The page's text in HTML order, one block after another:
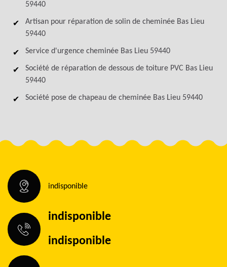
59440
Artisan pour réparation de solin de cheminée Bas Lieu
59440
Service d'urgence cheminée Bas Lieu 59440
Société de réparation de dessous de toiture PVC Bas Lieu
59440
Société pose de chapeau de cheminée Bas Lieu 59440
indisponible
indisponible
indisponible